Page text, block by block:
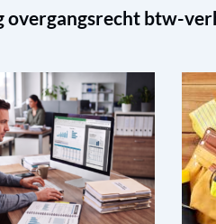
overgangsrecht btw-